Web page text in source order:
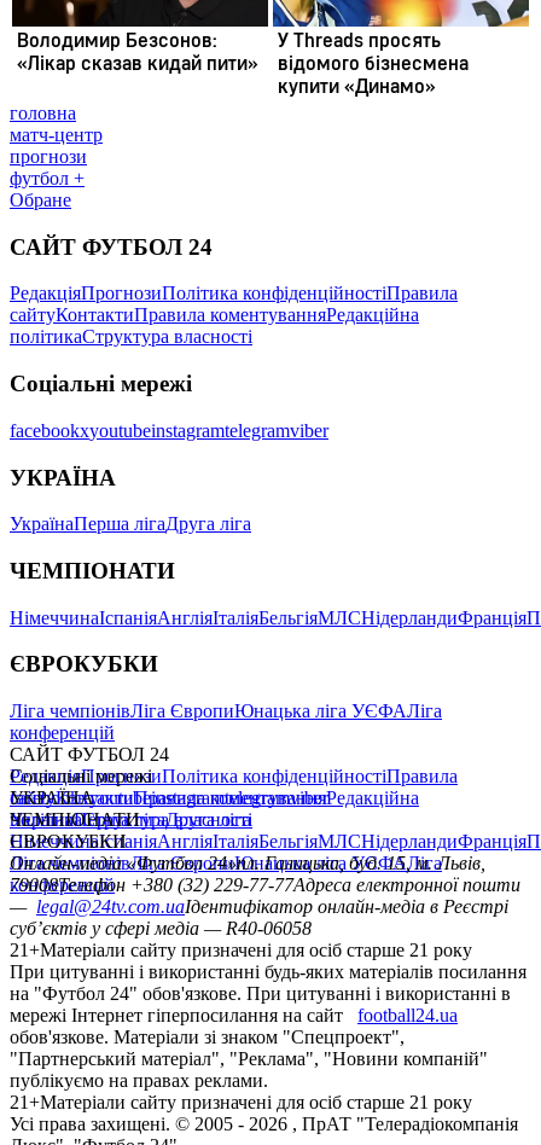
головна
матч-центр
прогнози
футбол +
Обране
САЙТ ФУТБОЛ 24
РедакціяПрогнозиПолітика конфіденційностіПравила
сайтуКонтактиПравила коментуванняРедакційна
політикаСтруктура власності
Соціальні мережі
facebookxyoutubeinstagramtelegramviber
УКРАЇНА
УкраїнаПерша лігаДруга ліга
ЧЕМПІОНАТИ
НімеччинаІспаніяАнгліяІталіяБельгіяМЛСНідерландиФранція
ЄВРОКУБКИ
Ліга чемпіонівЛіга ЄвропиЮнацька ліга УЄФАЛіга
конференцій
САЙТ ФУТБОЛ 24
РедакціяПрогнозиПолітика конфіденційностіПравила
сайтуКонтактиПравила коментуванняРедакційна
політикаСтруктура власності
Соціальні мережі
facebookxyoutubeinstagramtelegramviber
УКРАЇНА
УкраїнаПерша лігаДруга ліга
ЧЕМПІОНАТИ
НімеччинаІспаніяАнгліяІталіяБельгіяМЛСНідерландиФранція
ЄВРОКУБКИ
Ліга чемпіонівЛіга ЄвропиЮнацька ліга УЄФАЛіга
конференцій
Онлайн-медіа «Футбол 24»пл. Галицька, буд. 15, м. Львів,
79008Телефон +380 (32) 229-77-77Адреса електронної пошти
— legal@24tv.com.uaІдентифікатор онлайн-медіа в Реєстрі
суб’єктів у сфері медіа — R40-06058
21+Матеріали сайту призначені для осіб старше 21 року
При цитуванні і використанні будь-яких матеріалів посилання
на "Футбол 24" обов'язкове. При цитуванні і використанні в
мережі Інтернет гіперпосилання на сайт
football24.ua
обов'язкове. Матеріали зі знаком "Спецпроект",
"Партнерський матеріал", "Реклама", "Новини компаній"
публікуємо на правах реклами.
21+Матеріали сайту призначені для осіб старше 21 року
Усi права захищенi. © 2005 - 2026 , ПрАТ "Телерадіокомпанія